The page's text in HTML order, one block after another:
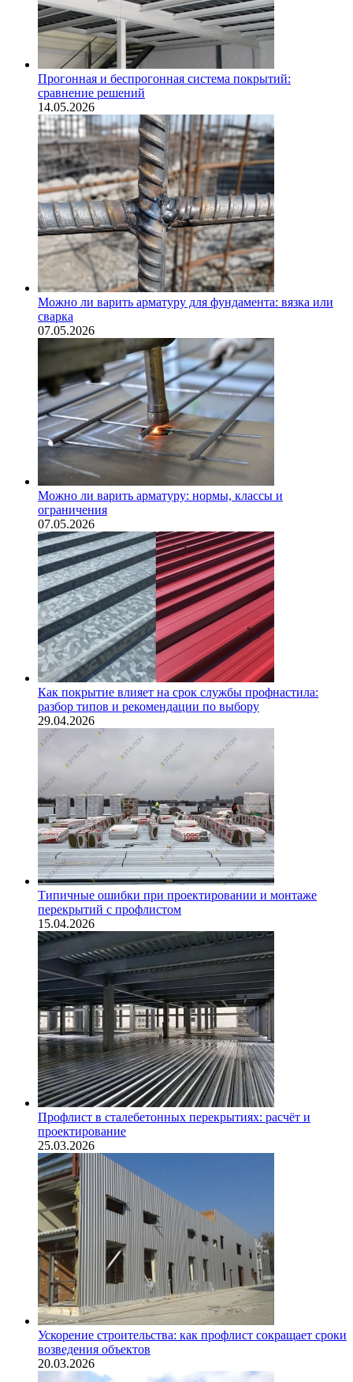
Прогонная и беспрогонная система покрытий:
сравнение решений
14.05.2026
Можно ли варить арматуру для фундамента: вязка или
сварка
07.05.2026
Можно ли варить арматуру: нормы, классы и
ограничения
07.05.2026
Как покрытие влияет на срок службы профнастила:
разбор типов и рекомендации по выбору
29.04.2026
Типичные ошибки при проектировании и монтаже
перекрытий с профлистом
15.04.2026
Профлист в сталебетонных перекрытиях: расчёт и
проектирование
25.03.2026
Ускорение строительства: как профлист сокращает сроки
возведения объектов
20.03.2026